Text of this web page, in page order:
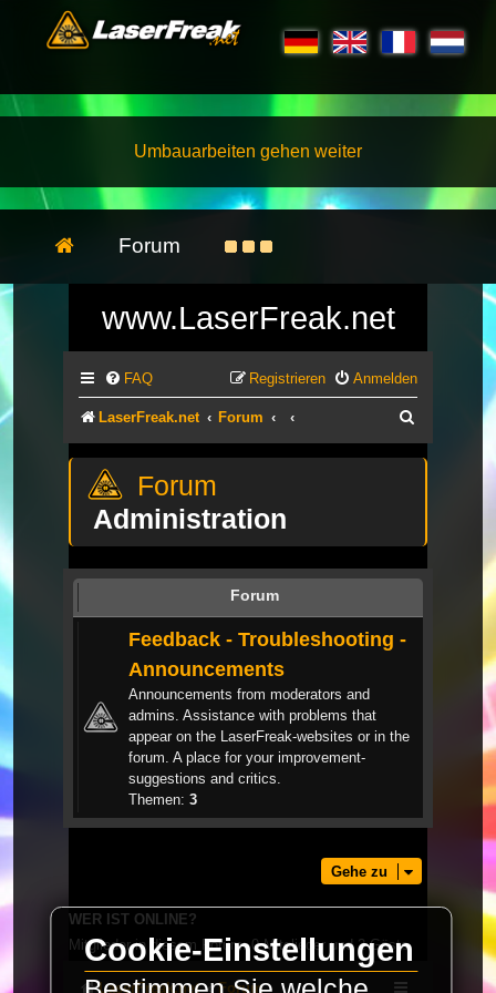
Umbauarbeiten gehen weiter
Forum
www.LaserFreak.net
FAQ Anmelden
Registrieren
LaserFreak.net Forum
Administration
Forum
Feedback - Troubleshooting -
Announcements
Announcements from moderators and
admins. Assistance with problems that
appear on the LaserFreak-websites or in the
forum. A place for your improvement-
suggestions and critics.
Themen: 3
Gehe zu
WER IST ONLINE?
Mitglieder in diesem Forum: 0 Mitglieder und 2 Gäste
LaserFreak.net Forum
Cookie-Einstellungen